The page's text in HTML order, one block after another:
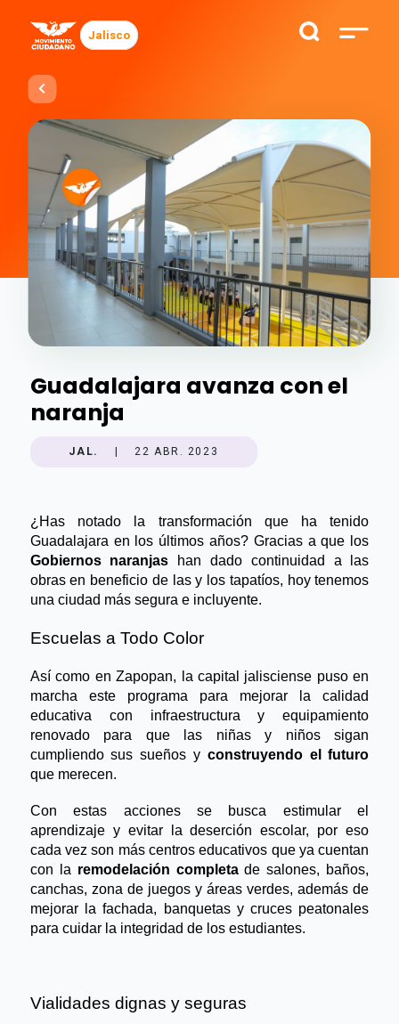
Jalisco
Guadalajara avanza con el
naranja
JAL. 22 ABR. 2023
¿Has notado la transformación que ha tenido
Guadalajara en los últimos años? Gracias a que los
Gobiernos naranjas han dado continuidad a las
obras en beneficio de las y los tapatíos, hoy tenemos
una ciudad más segura e incluyente.
Escuelas a Todo Color
Así como en Zapopan, la capital jalisciense puso en
marcha este programa para mejorar la calidad
educativa con infraestructura y equipamiento
renovado para que las niñas y niños sigan
cumpliendo sus sueños y construyendo el futuro
que merecen.
Con estas acciones se busca estimular el
aprendizaje y evitar la deserción escolar, por eso
cada vez son más centros educativos que ya cuentan
con la remodelación completa de salones, baños,
canchas, zona de juegos y áreas verdes, además de
mejorar la fachada, banquetas y cruces peatonales
para cuidar la integridad de los estudiantes.
Vialidades dignas y seguras